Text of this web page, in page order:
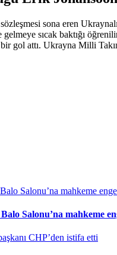
sona eren
sıcak baktığı
gol attı. Ukrayna Milli
Salonu’na mahkeme